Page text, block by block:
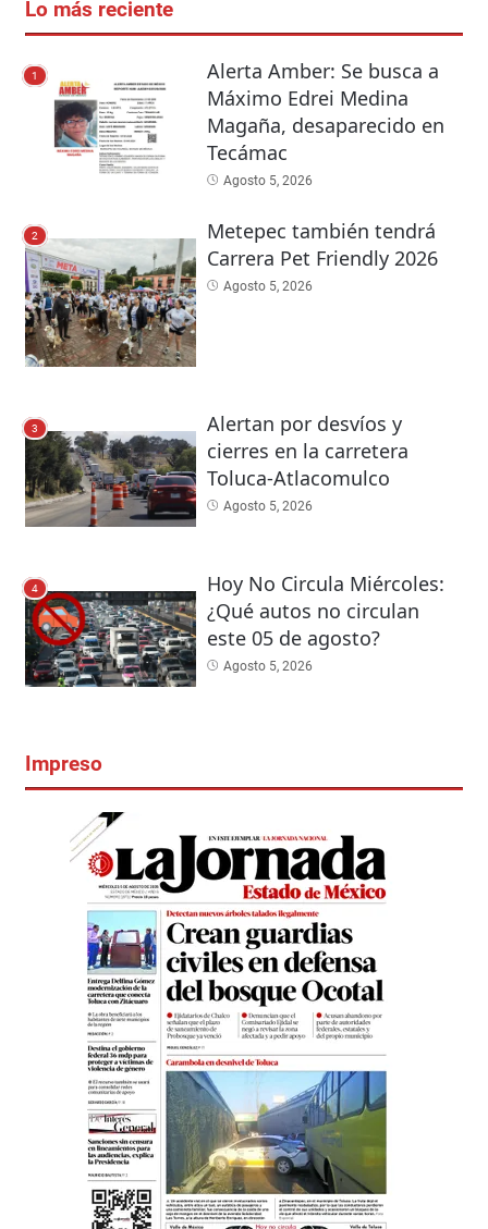
Lo más reciente
1
Alerta Amber: Se busca a
Máximo Edrei Medina
Magaña, desaparecido en
Tecámac
Agosto 5, 2026
2
Metepec también tendrá
Carrera Pet Friendly 2026
Agosto 5, 2026
3
Alertan por desvíos y
cierres en la carretera
Toluca-Atlacomulco
Agosto 5, 2026
4
Hoy No Circula Miércoles:
¿Qué autos no circulan
este 05 de agosto?
Agosto 5, 2026
Impreso